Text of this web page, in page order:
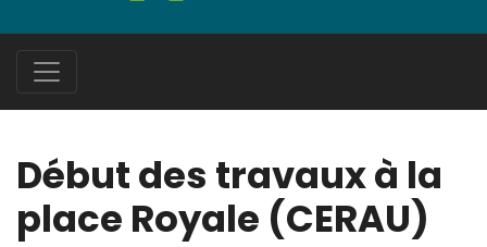
Début des travaux à la
place Royale (CERAU)